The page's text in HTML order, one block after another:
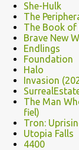
She-Hulk
The
The Book of
Brave New
Endlings
Foundation
Halo
Invasion
The Man
fiel)
Tron:
Utopia Falls
4400